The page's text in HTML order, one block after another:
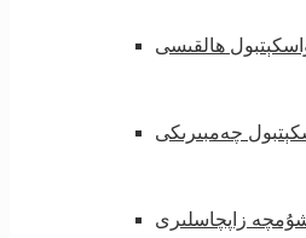
ھالقىسى
چەمبىرىكى
زاپچاسلىرى